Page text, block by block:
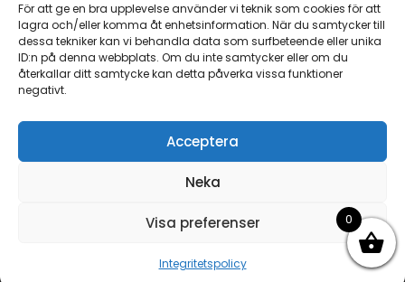
För att ge en bra upplevelse använder vi teknik som cookies för att
lagra och/eller komma åt enhetsinformation. När du samtycker till
dessa tekniker kan vi behandla data som surfbeteende eller unika
ID:n på denna webbplats. Om du inte samtycker eller om du
återkallar ditt samtycke kan detta påverka vissa funktioner
negativt.
Acceptera
Neka
Visa preferenser
Integritetspolicy
Lördag: 11.00 - 14.00
Söndag: Stängt
SIDOR
Golvguiden
Kontakt
GOLV
Parkettgolv
© 2026 Malmö Kvadratmeter Golvbutik AB
0